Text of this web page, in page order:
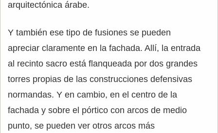
arquitectónica árabe.
Y también ese tipo de fusiones se pueden
apreciar claramente en la fachada. Allí, la entrada
al recinto sacro está flanqueada por dos grandes
torres propias de las construcciones defensivas
normandas. Y en cambio, en el centro de la
fachada y sobre el pórtico con arcos de medio
punto, se pueden ver otros arcos más